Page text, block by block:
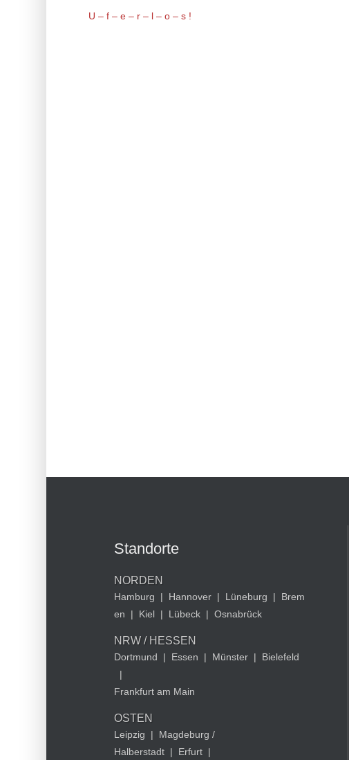
U – f – e – r – l – o – s !
Standorte
NORDEN
Hamburg | Hannover | Lüneburg |
Brem
en
| Kiel | Lübeck | Osnabrück
NRW / HESSEN
Dortmund | Essen | Münster |
Bielefeld
|
Frankfurt am Main
OSTEN
Leipzig |
Magdeburg /
Halberstadt | Erfurt |